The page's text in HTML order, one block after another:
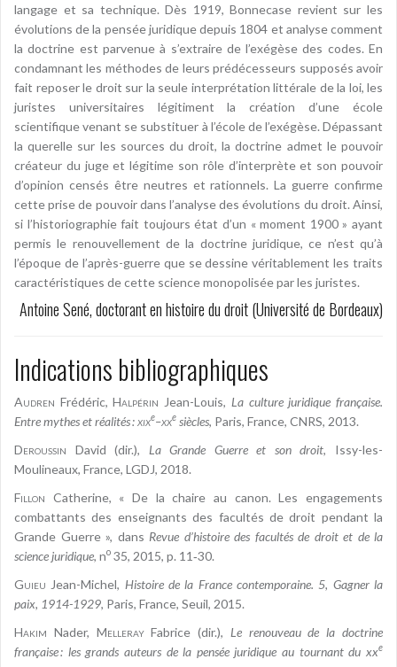
langage et sa technique. Dès 1919, Bonnecase revient sur les
évolutions de la pensée juridique depuis 1804 et analyse comment
la doctrine est parvenue à s’extraire de l’exégèse des codes. En
condamnant les méthodes de leurs prédécesseurs supposés avoir
fait reposer le droit sur la seule interprétation littérale de la loi, les
juristes universitaires légitiment la création d’une école
scientifique venant se substituer à l’école de l’exégèse. Dépassant
la querelle sur les sources du droit, la doctrine admet le pouvoir
créateur du juge et légitime son rôle d’interprète et son pouvoir
d’opinion censés être neutres et rationnels. La guerre confirme
cette prise de pouvoir dans l’analyse des évolutions du droit. Ainsi,
si l’historiographie fait toujours état d’un « moment 1900 » ayant
permis le renouvellement de la doctrine juridique, ce n’est qu’à
l’époque de l’après-guerre que se dessine véritablement les traits
caractéristiques de cette science monopolisée par les juristes.
Antoine Sené, doctorant en histoire du droit (Université de Bordeaux)
Indications bibliographiques
Audren Frédéric,Halpérin Jean-Louis, La culture juridique française.
Entre mythes et réalités :xixe–xxe siècles, Paris, France, CNRS, 2013.
Deroussin David (dir.), La Grande Guerre et son droit, Issy-les-
Moulineaux, France, LGDJ, 2018.
Fillon Catherine, « De la chaire au canon. Les engagements
combattants des enseignants des facultés de droit pendant la
Grande Guerre », dans Revue d’histoire des facultés de droit et de la
science juridique, no 35, 2015, p. 11‑30.
Guieu Jean-Michel, Histoire de la France contemporaine. 5, Gagner la
paix, 1914-1929, Paris, France, Seuil, 2015.
Hakim Nader, MellerayFabrice (dir.), Le renouveau de la doctrine
française : les grands auteurs de la pensée juridique au tournant du xxe